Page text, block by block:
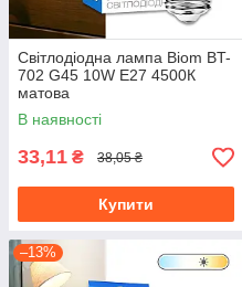
Світлодіодна лампа Biom BT-
702 G45 10W E27 4500К
матова
В наявності
33,11 ₴ 38,05 ₴
Купити
–13%